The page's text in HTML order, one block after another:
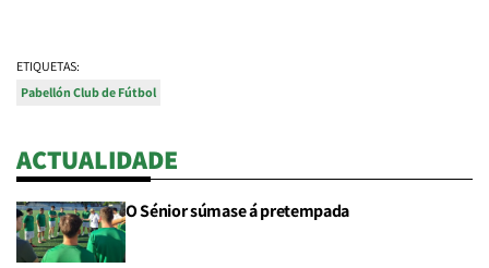
ETIQUETAS:
Pabellón Club de Fútbol
ACTUALIDADE
O Sénior súmase á pretempada